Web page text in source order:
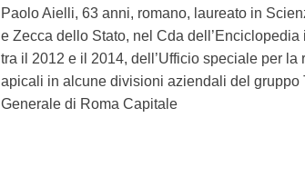
Paolo Aielli, 63 anni, romano, laureato in
e Zecca dello Stato, nel Cda
tra il 2012 e il 2014, dell’Ufficio speciale per
apicali in alcune divisioni aziendali del gruppo
Generale di Roma Capitale